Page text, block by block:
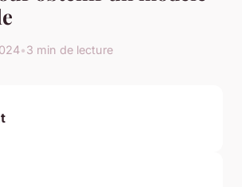
•3 min de lecture